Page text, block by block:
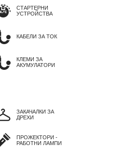
СТАРТЕРНИ
УСТРОЙСТВА
КАБЕЛИ ЗА ТОК
КЛЕМИ ЗА
АКУМУЛАТОРИ
ЗАКАЧАЛКИ ЗА
ДРЕХИ
ПРОЖЕКТОРИ -
РАБОТНИ ЛАМПИ